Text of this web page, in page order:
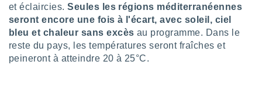
Pour ce
et éclaircies.Seules les régions méditerranéennes
seront encore une fois à l'écart, avec soleil, ciel
bleu et chaleur sans excès au programme. Dans le
reste du pays, les températures seront fraîches et
peineront à atteindre 20 à 25°C.